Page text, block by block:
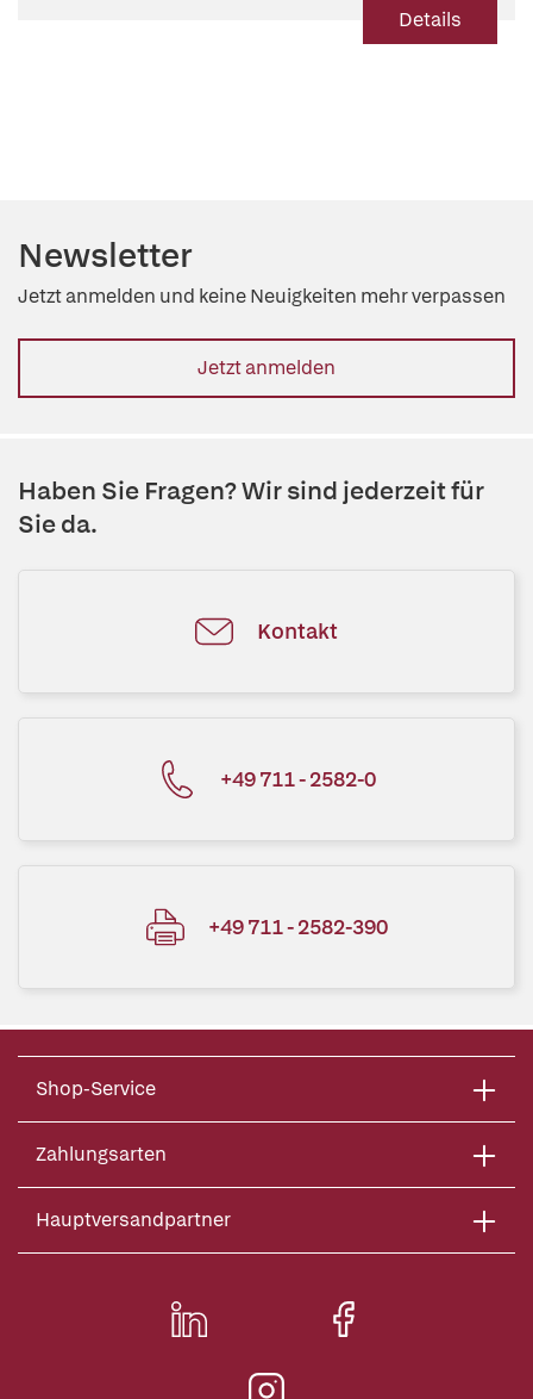
Details
Newsletter
Jetzt anmelden und keine Neuigkeiten mehr verpassen
Jetzt anmelden
Haben Sie Fragen? Wir sind jederzeit für
Sie da.
Kontakt
+49 711 - 2582-0
+49 711 - 2582-390
Shop-Service
Zahlungsarten
Hauptversandpartner